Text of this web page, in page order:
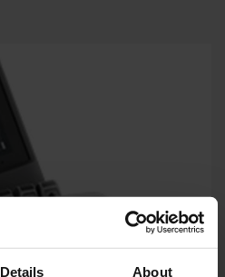
Details About